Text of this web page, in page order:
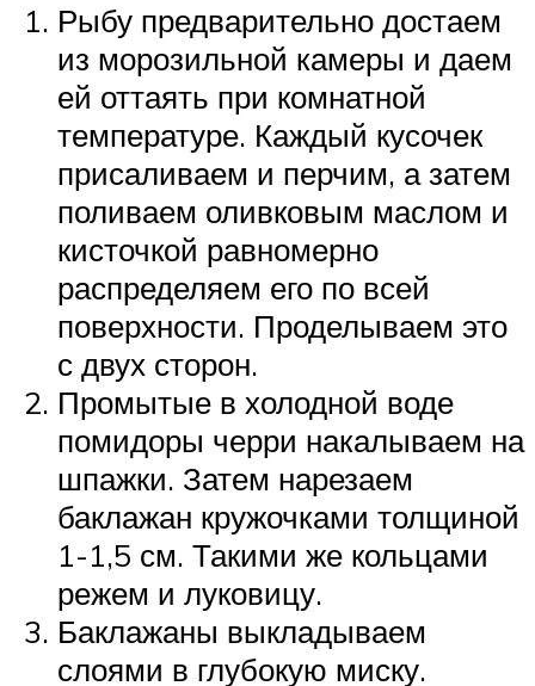
Рыбу предварительно достаем
из морозильной камеры и даем
ей оттаять при комнатной
температуре. Каждый кусочек
присаливаем и перчим, а затем
поливаем оливковым маслом и
кисточкой равномерно
распределяем его по всей
поверхности. Проделываем это
с двух сторон.
Промытые в холодной воде
помидоры черри накалываем на
шпажки. Затем нарезаем
баклажан кружочками толщиной
1-1,5 см. Такими же кольцами
режем и луковицу.
Баклажаны выкладываем
слоями в глубокую миску.